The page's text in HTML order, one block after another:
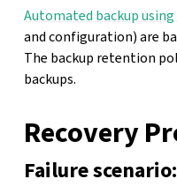
Automated backup
and configuration) are
The backup retention
backups.
Recovery
Failure